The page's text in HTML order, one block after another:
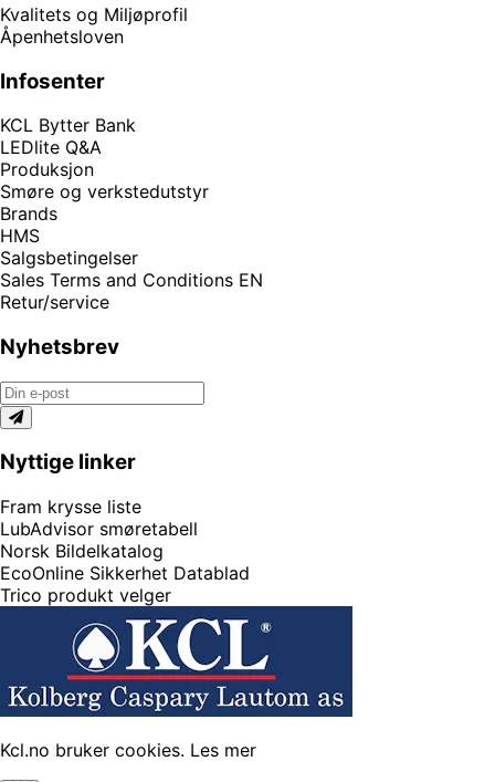
Kvalitets og Miljøprofil
Åpenhetsloven
Infosenter
KCL Bytter Bank
LEDlite Q&A
Produksjon
Smøre og verkstedutstyr
Brands
HMS
Salgsbetingelser
Sales Terms and Conditions EN
Retur/service
Nyhetsbrev
Nyttige linker
Fram krysse liste
LubAdvisor smøretabell
Norsk Bildelkatalog
EcoOnline Sikkerhet Datablad
Trico produkt velger
Kcl.no bruker cookies. Les mer